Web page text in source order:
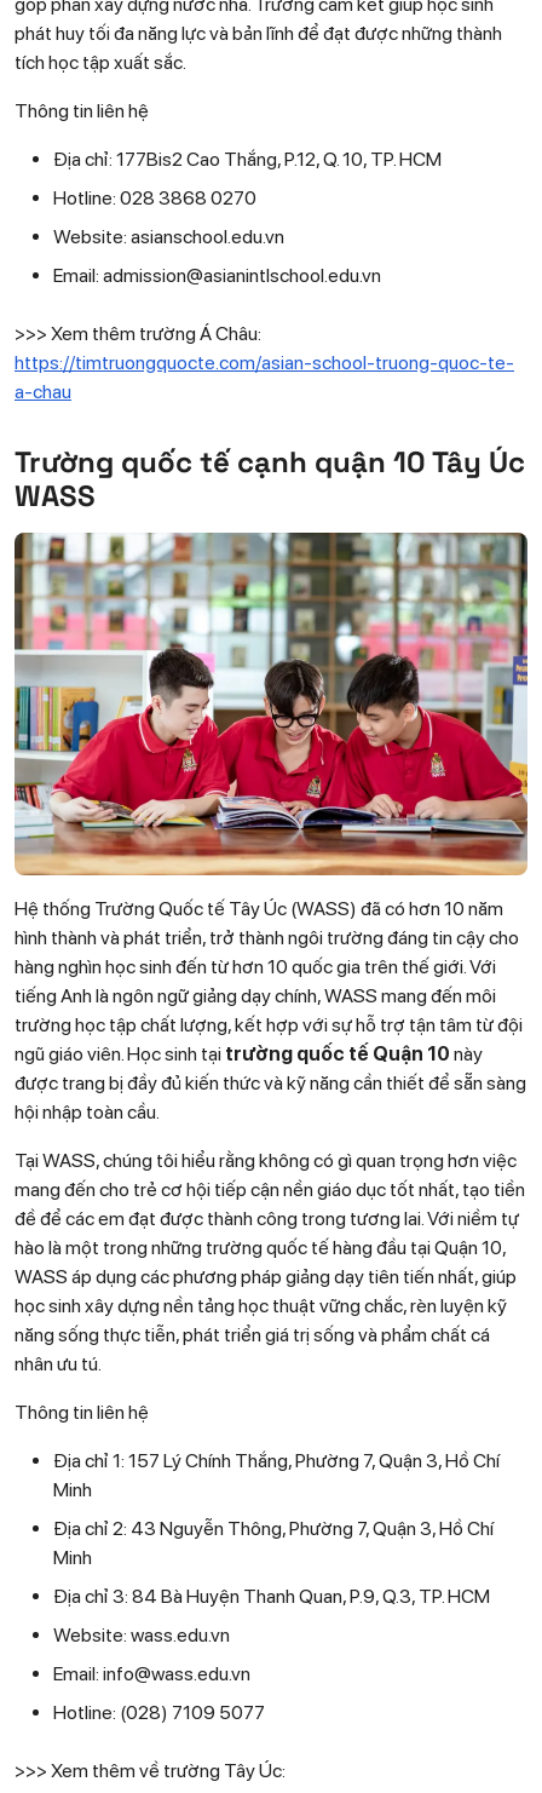
phát huy tối đa năng lực và bản lĩnh để đạt được những thành
tích học tập xuất sắc.
Thông tin liên hệ
Địa chỉ: 177Bis2 Cao Thắng, P.12, Q. 10, TP. HCM
Hotline: 028 3868 0270
Website: asianschool.edu.vn
Email: admission@asianintlschool.edu.vn
>>> Xem thêm trường Á Châu:
https://timtruongquocte.com/asian-school-truong-quoc-te-
a-chau
Trường quốc tế cạnh quận 10 Tây Úc
WASS
Hệ thống Trường Quốc tế Tây Úc (WASS) đã có hơn 10 năm
hình thành và phát triển, trở thành ngôi trường đáng tin cậy cho
hàng nghìn học sinh đến từ hơn 10 quốc gia trên thế giới. Với
tiếng Anh là ngôn ngữ giảng dạy chính, WASS mang đến môi
trường học tập chất lượng, kết hợp với sự hỗ trợ tận tâm từ đội
ngũ giáo viên. Học sinh tại trường quốc tế Quận 10 này
được trang bị đầy đủ kiến thức và kỹ năng cần thiết để sẵn sàng
hội nhập toàn cầu.
Tại WASS, chúng tôi hiểu rằng không có gì quan trọng hơn việc
mang đến cho trẻ cơ hội tiếp cận nền giáo dục tốt nhất, tạo tiền
đề để các em đạt được thành công trong tương lai. Với niềm tự
hào là một trong những trường quốc tế hàng đầu tại Quận 10,
WASS áp dụng các phương pháp giảng dạy tiên tiến nhất, giúp
học sinh xây dựng nền tảng học thuật vững chắc, rèn luyện kỹ
năng sống thực tiễn, phát triển giá trị sống và phẩm chất cá
nhân ưu tú.
Thông tin liên hệ
Địa chỉ 1: 157 Lý Chính Thắng, Phường 7, Quận 3, Hồ Chí
Minh
Địa chỉ 2: 43 Nguyễn Thông, Phường 7, Quận 3, Hồ Chí
Minh
Địa chỉ 3: 84 Bà Huyện Thanh Quan, P.9, Q.3, TP. HCM
Website: wass.edu.vn
Email: info@wass.edu.vn
Hotline: (028) 7109 5077
>>> Xem thêm về trường Tây Úc: